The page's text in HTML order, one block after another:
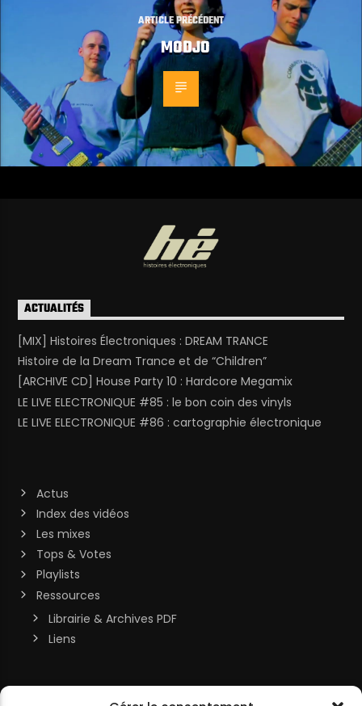
ARTICLE PRÉCÉDENT
MODJO
ACTUALITÉS
[MIX] Histoires Électroniques : DREAM TRANCE
Histoire de la Dream Trance et de “Children”
[ARCHIVE CD] House Party 10 : Hardcore Megamix
LE LIVE ELECTRONIQUE #85 : le bon coin des vinyls
LE LIVE ELECTRONIQUE #86 : cartographie électronique
Actus
Index des vidéos
Les mixes
Tops & Votes
Playlists
Ressources
Librairie & Archives PDF
Liens